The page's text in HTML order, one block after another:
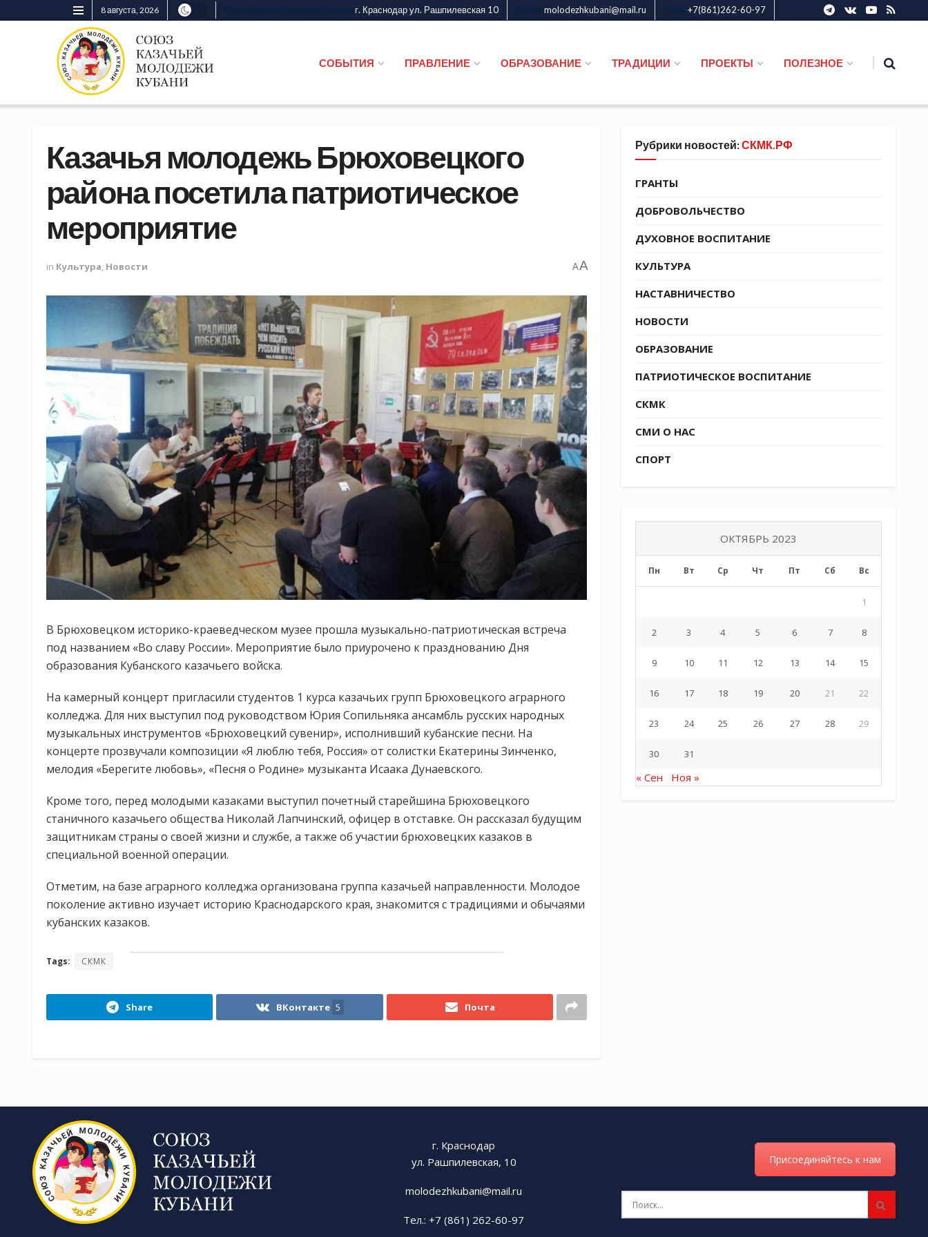
8 августа, 2026 г. Краснодар ул. Рашпилевская 10 molodezhkubani@mail.ru +7(861)262-60-97
СОБЫТИЯ ПРАВЛЕНИЕ ОБРАЗОВАНИЕ ТРАДИЦИИ ПРОЕКТЫ ПОЛЕЗНОЕ
Казачья молодежь Брюховецкого
района посетила патриотическое
мероприятие
in Культура Новости AA
В Брюховецком историко-краеведческом музее прошла музыкально-патриотическая встреча
под названием «Во славу России». Мероприятие было приурочено к празднованию Дня
образования Кубанского казачьего войска.
На камерный концерт пригласили студентов 1 курса казачьих групп Брюховецкого аграрного
колледжа. Для них выступил под руководством Юрия Сопильняка ансамбль русских народных
музыкальных инструментов «Брюховецкий сувенир», исполнивший кубанские песни. На
концерте прозвучали композиции «Я люблю тебя, Россия» от солистки Екатерины Зинченко,
мелодия «Берегите любовь», «Песня о Родине» музыканта Исаака Дунаевского.
Кроме того, перед молодыми казаками выступил почетный старейшина Брюховецкого
станичного казачьего общества Николай Лапчинский, офицер в отставке. Он рассказал будущим
защитникам страны о своей жизни и службе, а также об участии брюховецких казаков в
специальной военной операции.
Отметим, на базе аграрного колледжа организована группа казачьей направленности. Молодое
поколение активно изучает историю Краснодарского края, знакомится с традициями и обычаями
кубанских казаков.
Tags: СКМК
Share ВКонтакте 5 Почта
Рубрики новостей:СКМК.РФ
ГРАНТЫ
ДОБРОВОЛЬЧЕСТВО
ДУХОВНОЕ ВОСПИТАНИЕ
КУЛЬТУРА
НАСТАВНИЧЕСТВО
НОВОСТИ
ОБРАЗОВАНИЕ
ПАТРИОТИЧЕСКОЕ ВОСПИТАНИЕ
СКМК
СМИ О НАС
СПОРТ
ОКТЯБРЬ 2023
Пн Вт Ср Чт Пт Сб Вс
1
2 3 4 5 6 7 8
9 10 11 12 13 14 15
16 17 18 19 20 21 22
23 24 25 26 27 28 29
30 31
« Сен Ноя »
г. Краснодар
ул. Рашпилевская, 10
molodezhkubani@mail.ru
Тел.: +7 (861) 262-60-97
Присоединяйтесь к нам